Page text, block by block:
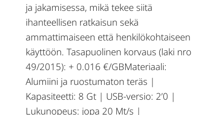
ja jakamisessa, mikä tekee siitä
ihanteellisen ratkaisun sekä
ammattimaiseen että henkilökohtaiseen
käyttöön. Tasapuolinen korvaus (laki nro
49/2015): + 0.016 €/GBMateriaali:
Alumiini ja ruostumaton teräs |
Kapasiteetti: 8 Gt | USB-versio: 2’0 |
Lukunopeus: jopa 20 Mt/s |